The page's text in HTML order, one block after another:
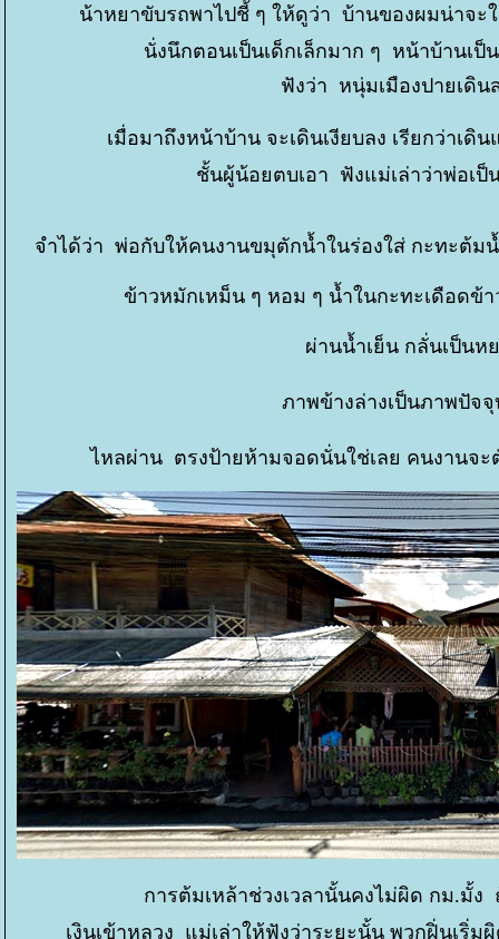
น้าหยาขับรถพาไปชี้ ๆ ให้ดูว่า บ้านของผมน่าจ
นั่งนึกตอนเป็นเด็กเล็กมาก ๆ หน้าบ้านเ
ฟังว่า หนุ่มเมืองปายเดิน
เมื่อมาถึงหน้าบ้าน จะเดินเงียบลง เรียกว่าเ
ชั้นผู้น้อยตบเอา ฟังแม่เล่าว่าพ่อเ
จำได้ว่า พ่อกับให้คนงานขมุตักน้ำในร่องใส่ กะทะต้ม
ข้าวหมักเหม็น ๆ หอม ๆ น้ำในกะทะเดือดข้
ผ่านน้ำเย็น กลั่นเป็น
ภาพข้างล่างเป็นภาพปัจ
ไหลผ่าน ตรงป้ายห้ามจอดนั่นใช่เลย คนงานจ
การต้มเหล้าช่วงเวลานั้นคงไม่ผิด กม.มั้
เงินเข้าหลวง แม่เล่าให้ฟังว่าระยะนั้น พวกฝิ่นเริ่